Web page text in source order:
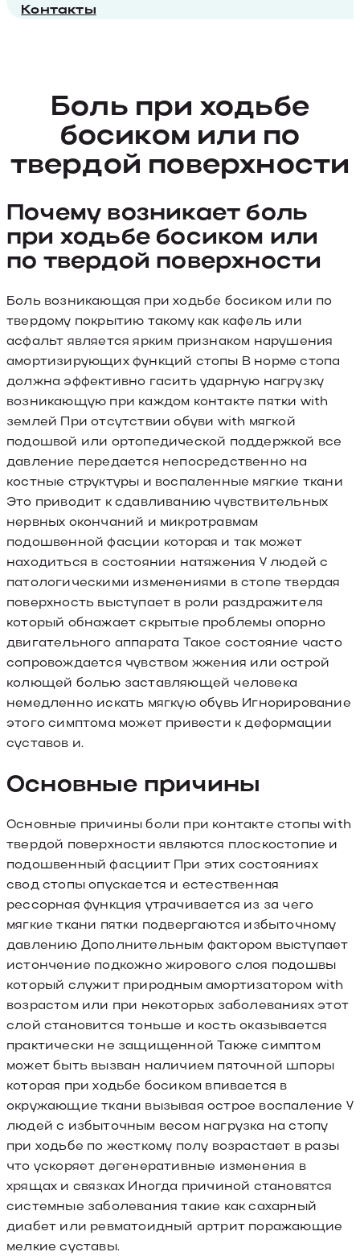
Контакты
Боль при ходьбе
босиком или по
твердой поверхности
Почему возникает боль
при ходьбе босиком или
по твердой поверхности
Боль возникающая при ходьбе босиком или по
твердому покрытию такому как кафель или
асфальт является ярким признаком нарушения
амортизирующих функций стопы В норме стопа
должна эффективно гасить ударную нагрузку
возникающую при каждом контакте пятки with
землей При отсутствии обуви with мягкой
подошвой или ортопедической поддержкой все
давление передается непосредственно на
костные структуры и воспаленные мягкие ткани
Это приводит к сдавливанию чувствительных
нервных окончаний и микротравмам
подошвенной фасции которая и так может
находиться в состоянии натяжения У людей с
патологическими изменениями в стопе твердая
поверхность выступает в роли раздражителя
который обнажает скрытые проблемы опорно
двигательного аппарата Такое состояние часто
сопровождается чувством жжения или острой
колющей болью заставляющей человека
немедленно искать мягкую обувь Игнорирование
этого симптома может привести к деформации
суставов и.
Основные причины
Основные причины боли при контакте стопы with
твердой поверхности являются плоскостопие и
подошвенный фасциит При этих состояниях
свод стопы опускается и естественная
рессорная функция утрачивается из за чего
мягкие ткани пятки подвергаются избыточному
давлению Дополнительным фактором выступает
истончение подкожно жирового слоя подошвы
который служит природным амортизатором with
возрастом или при некоторых заболеваниях этот
слой становится тоньше и кость оказывается
практически не защищенной Также симптом
может быть вызван наличием пяточной шпоры
которая при ходьбе босиком впивается в
окружающие ткани вызывая острое воспаление У
людей с избыточным весом нагрузка на стопу
при ходьбе по жесткому полу возрастает в разы
что ускоряет дегенеративные изменения в
хрящах и связках Иногда причиной становятся
системные заболевания такие как сахарный
диабет или ревматоидный артрит поражающие
мелкие суставы.